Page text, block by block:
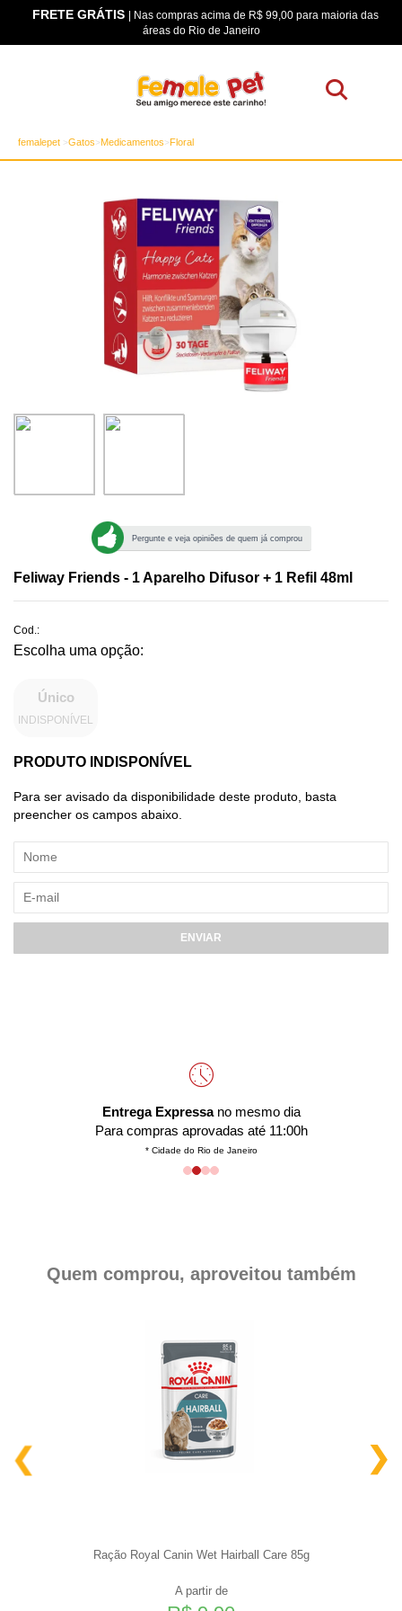
FRETE GRÁTIS | Nas compras acima de R$ 99,00 para maioria das
áreas do Rio de Janeiro
femalepet Gatos Medicamentos Floral
Pergunte e veja opiniões de quem já comprou
Feliway Friends - 1 Aparelho Difusor + 1 Refil 48ml
Cod.:
Único
INDISPONÍVEL
PRODUTO INDISPONÍVEL
Para ser avisado da disponibilidade deste produto, basta
preencher os campos abaixo.
ENVIAR
Entrega Expressano mesmo dia
Para compras aprovadas até 11:00h
* Cidade do Rio de Janeiro
Quem comprou, aproveitou também
Ração Royal Canin Wet Hairball Care 85g
A partir de